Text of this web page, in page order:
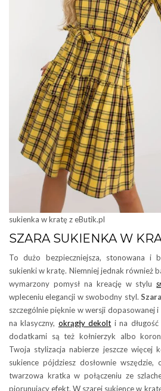
sukienka w kratę z eButik.pl
SZARA SUKIENKA W
To dużo bezpieczniejsza, stonowana i
sukienki w kratę. Niemniej jednak również
wymarzony pomysł na kreację w stylu
wpleceniu elegancji w swobodny styl.
szczególnie pięknie w wersji dopasowanej
na klasyczny, okrągły dekolt i na
dodatkami są też kołnierzyk albo
Twoja stylizacja nabierze jeszcze więcej
sukience pójdziesz dosłownie
twarzowa kratka w połączeniu ze
piorunujący efekt. W szarej sukience w